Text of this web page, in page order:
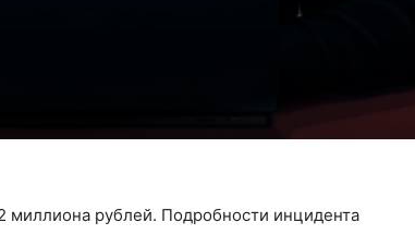
миллиона рублей. Подробности инцидента